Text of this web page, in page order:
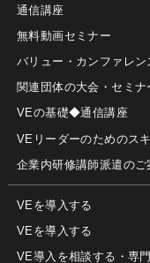
通信講座
無料動画セミナー
バリュー・カンファレ
関連団体の大会・セミナ
VEの基礎◆通信講座
VEリーダーのためのス
企業内研修講師派遣のご
VEを導入する
VEを導入する
VE導入を相談する・専